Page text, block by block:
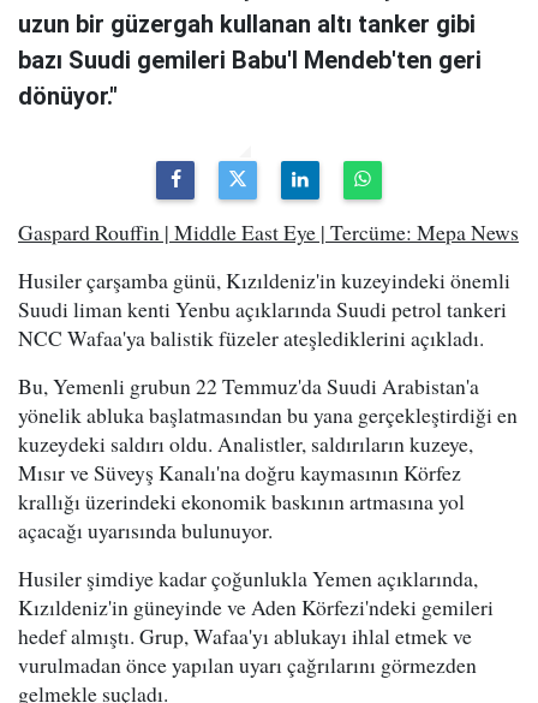
uzun bir güzergah kullanan altı tanker gibi
bazı Suudi gemileri Babu'l Mendeb'ten geri
dönüyor."
Gaspard Rouffin | Middle East Eye | Tercüme: Mepa News
Husiler çarşamba günü, Kızıldeniz'in kuzeyindeki önemli
Suudi liman kenti Yenbu açıklarında Suudi petrol tankeri
NCC Wafaa'ya balistik füzeler ateşlediklerini açıkladı.
Bu, Yemenli grubun 22 Temmuz'da Suudi Arabistan'a
yönelik abluka başlatmasından bu yana gerçekleştirdiği en
kuzeydeki saldırı oldu. Analistler, saldırıların kuzeye,
Mısır ve Süveyş Kanalı'na doğru kaymasının Körfez
krallığı üzerindeki ekonomik baskının artmasına yol
açacağı uyarısında bulunuyor.
Husiler şimdiye kadar çoğunlukla Yemen açıklarında,
Kızıldeniz'in güneyinde ve Aden Körfezi'ndeki gemileri
hedef almıştı. Grup, Wafaa'yı ablukayı ihlal etmek ve
vurulmadan önce yapılan uyarı çağrılarını görmezden
gelmekle suçladı.